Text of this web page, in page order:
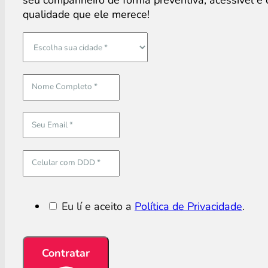
qualidade que ele merece!
Eu lí e aceito a Política de Privacidade.
Contratar